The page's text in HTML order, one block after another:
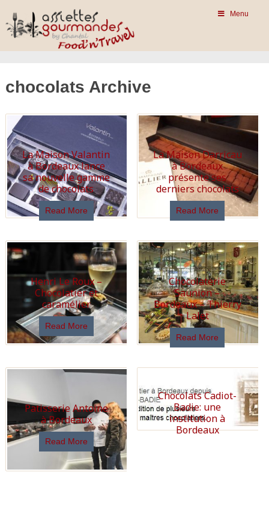
Menu
chocolats Archive
La Maison Valantin
à Bordeaux lance
sa nouvelle gamme
de chocolats
Read More
La Maison Darricau
à Bordeaux
présente ses
derniers chocolats
Read More
Henri Le Roux –
Chocolatier et
caramélier
Read More
Chocolaterie
Saunion –
Bordeaux – Thierry
Lalet
Read More
Patisserie Antoine
à Bordeaux
Read More
Chocolats Cadiot-
Badie: une
institution à
Bordeaux